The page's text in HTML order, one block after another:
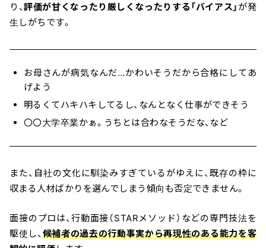
り、評価が甘くなったり厳しくなったりする「バイアス」 が発
生しがちです。
お母さんが病気なんだ…かわいそうだから合格にしてあ
げよう
明るくてハキハキしてるし、なんとなく仕事ができそう
〇〇大学卒業かぁ。うちとは合わなそうだな、など
また、自社の文化に馴染みすぎているがゆえに、既存の枠に
収まる人材ばかりを選んでしまう傾向も否定できません。
面接のプロは、行動面接（STARメソッド）などの専門技法を
駆使し、 候補者の過去の行動事実から再現性のある能力を客